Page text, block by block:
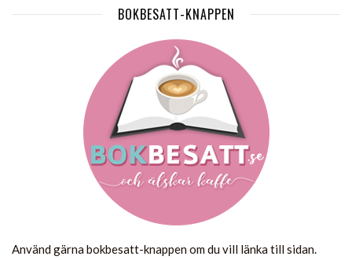
BOKBESATT-KNAPPEN
Använd gärna bokbesatt-knappen om du vill länka till sidan.